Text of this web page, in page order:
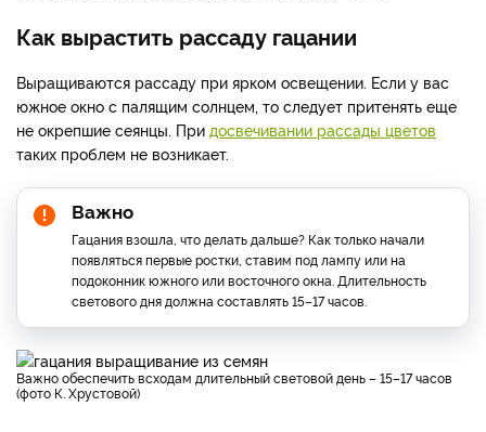
Как вырастить рассаду гацании
Выращиваются рассаду при ярком освещении. Если у вас
южное окно с палящим солнцем, то следует притенять еще
не окрепшие сеянцы. При досвечивании рассады цветов
таких проблем не возникает.
Важно
Гацания взошла, что делать дальше? Как только начали
появляться первые ростки, ставим под лампу или на
подоконник южного или восточного окна. Длительность
светового дня должна составлять 15–17 часов.
Важно обеспечить всходам длительный световой день – 15–17 часов
(фото К. Хрустовой)